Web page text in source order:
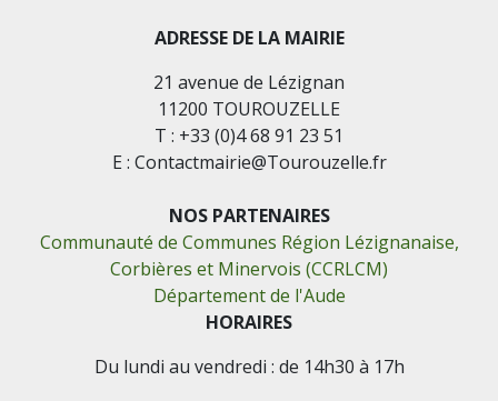
ADRESSE DE LA MAIRIE
21 avenue de Lézignan
11200 TOUROUZELLE
T : +33 (0)4 68 91 23 51
E : Contactmairie@Tourouzelle.fr
NOS PARTENAIRES
Communauté de Communes Région Lézignanaise,
Corbières et Minervois (CCRLCM)
Département de l'Aude
HORAIRES
Du lundi au vendredi : de 14h30 à 17h